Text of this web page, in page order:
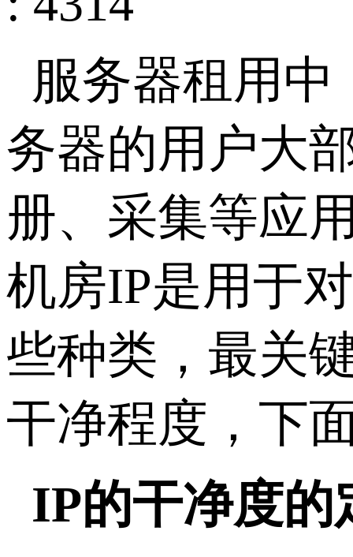
服务器租用
务器的用户大
册、采集等应
机房IP是用于
些种类，最关
干净程度，下
IP的干净度的